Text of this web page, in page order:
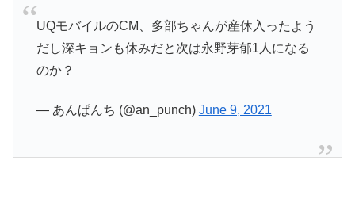
UQモバイルのCM、多部ちゃんが産休入ったよう
だし深キョンも休みだと次は永野芽郁1人になる
のか？
— あんぱんち (@an_punch) June 9, 2021